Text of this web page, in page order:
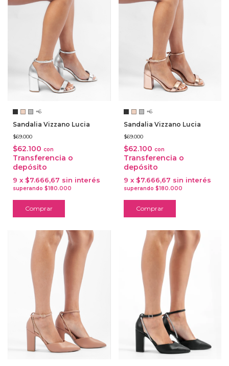
+6
Sandalia Vizzano Lucia
$69.000
$62.100 con
Transferencia o
depósito
9 x $7.666,67 sin interés
Comprar
+6
Sandalia Vizzano Lucia
$69.000
$62.100 con
Transferencia o
depósito
9 x $7.666,67 sin interés
Comprar